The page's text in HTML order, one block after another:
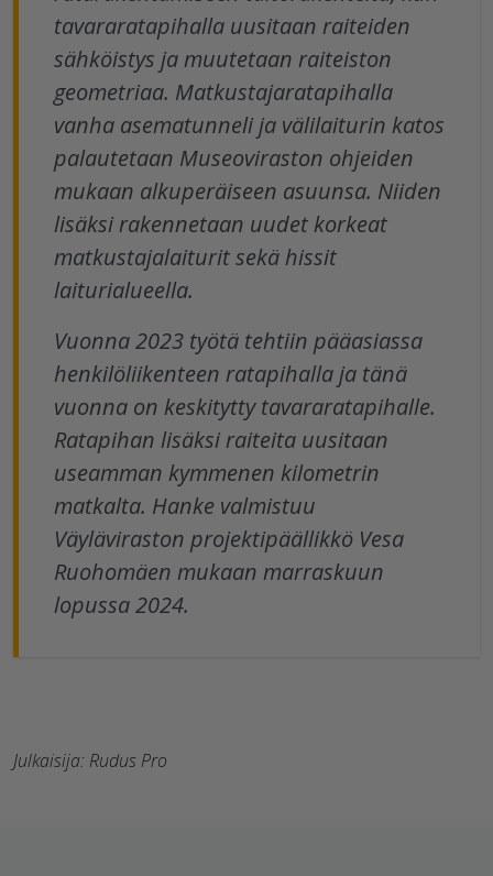
tavararatapihalla uusitaan raiteiden
sähköistys ja muutetaan raiteiston
geometriaa. Matkustajaratapihalla
vanha asematunneli ja välilaiturin katos
palautetaan Museoviraston ohjeiden
mukaan alkuperäiseen asuunsa. Niiden
lisäksi rakennetaan uudet korkeat
matkustajalaiturit sekä hissit
laiturialueella.
Vuonna 2023 työtä tehtiin pääasiassa
henkilöliikenteen ratapihalla ja tänä
vuonna on keskitytty tavararatapihalle.
Ratapihan lisäksi raiteita uusitaan
useamman kymmenen kilometrin
matkalta. Hanke valmistuu
Väyläviraston projektipäällikkö Vesa
Ruohomäen mukaan marraskuun
lopussa 2024.
Julkaisija: Rudus Pro